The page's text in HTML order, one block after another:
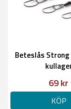
Beteslås Strong
69 kr
KÖP